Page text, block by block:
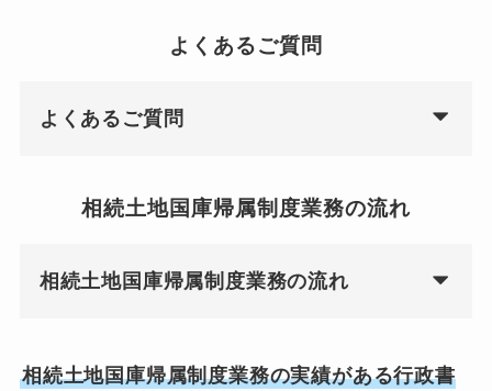
よくあるご質問
よくあるご質問
相続土地国庫帰属制度業務の流れ
相続土地国庫帰属制度業務の流れ
相続土地国庫帰属制度業務の実績がある行政書